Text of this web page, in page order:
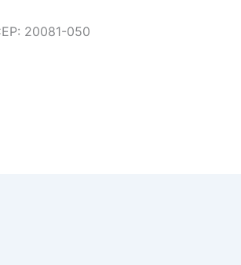
20081-050